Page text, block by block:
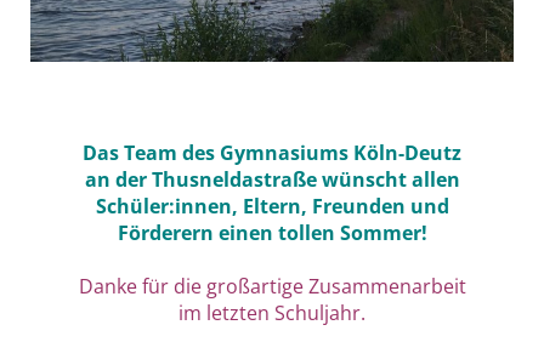
Das Team des Gymnasiums Köln-Deutz
an der Thusneldastraße wünscht allen
Schüler:innen, Eltern, Freunden und
Förderern einen tollen Sommer!
Danke für die großartige Zusammenarbeit
im letzten Schuljahr.